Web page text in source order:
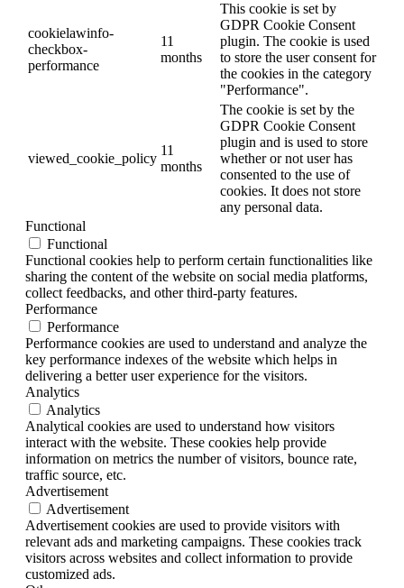
cookielawinfo-
checkbox-
performance
11
months
This cookie is set by
GDPR Cookie Consent
plugin. The cookie is used
to store the user consent for
the cookies in the category
"Performance".
viewed_cookie_policy
11
months
The cookie is set by the
GDPR Cookie Consent
plugin and is used to store
whether or not user has
consented to the use of
cookies. It does not store
any personal data.
Functional
Functional
Functional cookies help to perform certain functionalities like
sharing the content of the website on social media platforms,
collect feedbacks, and other third-party features.
Performance
Performance
Performance cookies are used to understand and analyze the
key performance indexes of the website which helps in
delivering a better user experience for the visitors.
Analytics
Analytics
Analytical cookies are used to understand how visitors
interact with the website. These cookies help provide
information on metrics the number of visitors, bounce rate,
traffic source, etc.
Advertisement
Advertisement
Advertisement cookies are used to provide visitors with
relevant ads and marketing campaigns. These cookies track
visitors across websites and collect information to provide
customized ads.